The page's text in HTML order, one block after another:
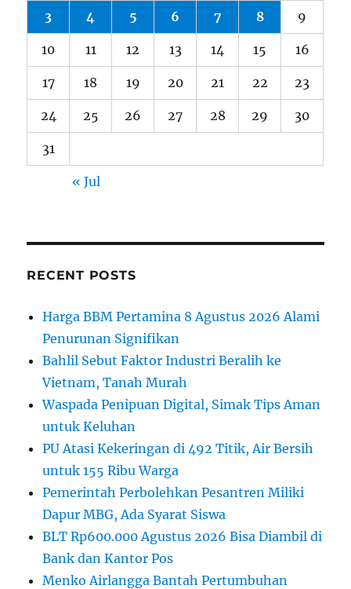
3 4 5 6 7 8 9
10 11 12 13 14 15 16
17 18 19 20 21 22 23
24 25 26 27 28 29 30
31
« Jul
RECENT POSTS
Harga BBM Pertamina 8 Agustus 2026 Alami
Penurunan Signifikan
Bahlil Sebut Faktor Industri Beralih ke
Vietnam, Tanah Murah
Waspada Penipuan Digital, Simak Tips Aman
untuk Keluhan
PU Atasi Kekeringan di 492 Titik, Air Bersih
untuk 155 Ribu Warga
Pemerintah Perbolehkan Pesantren Miliki
Dapur MBG, Ada Syarat Siswa
BLT Rp600.000 Agustus 2026 Bisa Diambil di
Bank dan Kantor Pos
Menko Airlangga Bantah Pertumbuhan